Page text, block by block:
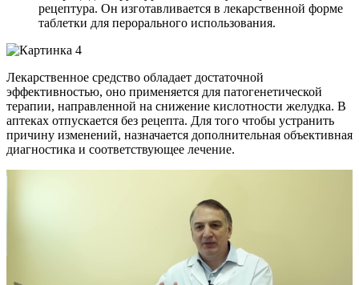
рецептура. Он изготавливается в лекарственной форме
таблетки для перорального использования.
Лекарственное средство обладает достаточной
эффективностью, оно применяется для патогенетической
терапии, направленной на снижение кислотности желудка. В
аптеках отпускается без рецепта. Для того чтобы устранить
причину изменений, назначается дополнительная объективная
диагностика и соответствующее лечение.